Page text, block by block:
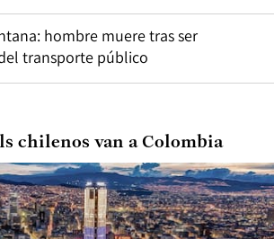
hombre muere tras ser
transporte público
chilenos van a Colombia